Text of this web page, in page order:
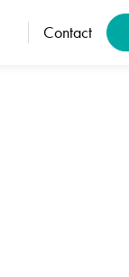
Contact